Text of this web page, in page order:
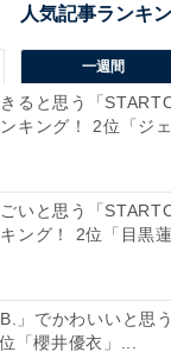
票
地であり、北上
南部藩の城下町
並みが魅力です
せ、特に春の桜
の鮭の遡上が見
や宮沢賢治ゆか
モダンな建物も
ルメも人気です。
一週間
ると思う「
キング！ 2位「ジェ
いと思う「
ング！ 2位「目黒蓮
」でかわいいと思
「櫻井優衣」...